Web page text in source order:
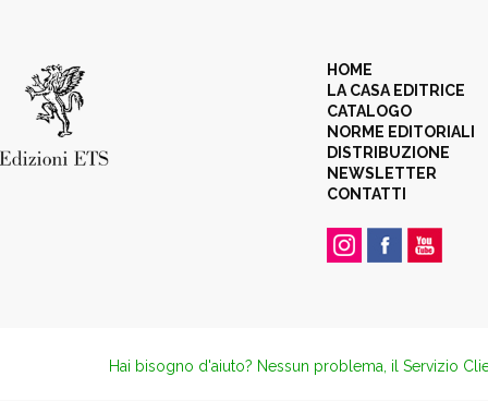
HOME
LA CASA EDITRICE
CATALOGO
NORME EDITORIALI
DISTRIBUZIONE
NEWSLETTER
CONTATTI
Hai bisogno d'aiuto? Nessun problema, il Servizio